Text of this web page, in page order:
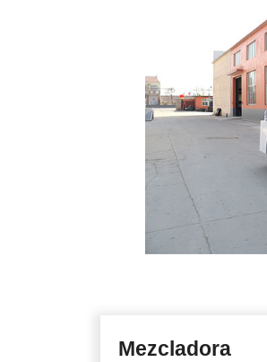
Mezcladora